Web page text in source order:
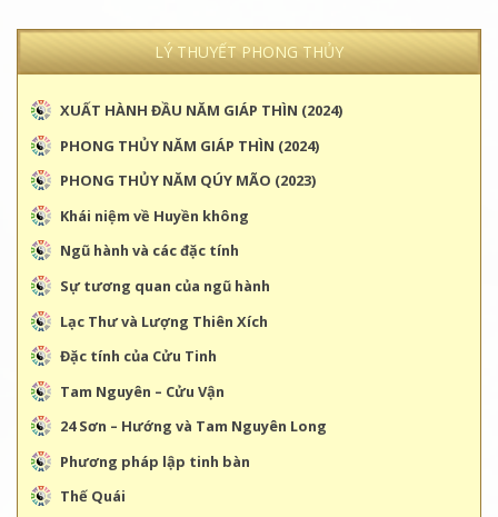
LÝ THUYẾT PHONG THỦY
XUẤT HÀNH ĐẦU NĂM GIÁP THÌN (2024)
PHONG THỦY NĂM GIÁP THÌN (2024)
PHONG THỦY NĂM QÚY MÃO (2023)
Khái niệm về Huyền không
Ngũ hành và các đặc tính
Sự tương quan của ngũ hành
Lạc Thư và Lượng Thiên Xích
Đặc tính của Cửu Tinh
Tam Nguyên – Cửu Vận
24 Sơn – Hướng và Tam Nguyên Long
Phương pháp lập tinh bàn
Thế Quái